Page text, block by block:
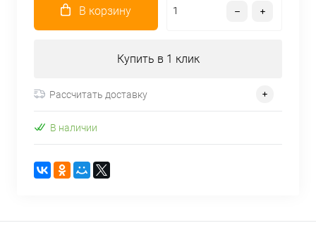
В корзину
Купить в 1 клик
Рассчитать доставку
В наличии